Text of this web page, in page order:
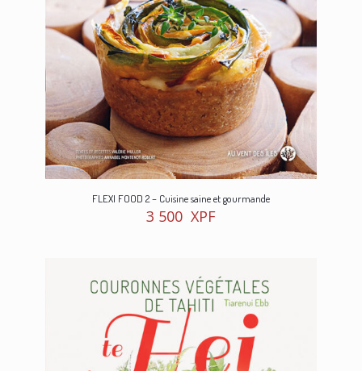
FLEXI FOOD 2 – Cuisine saine et gourmande
3 500 XPF